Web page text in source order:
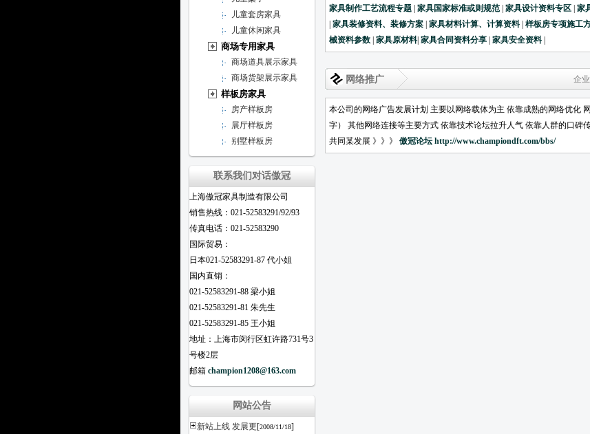
儿童套房家具
儿童休闲家具
商场专用家具
商场道具展示家具
商场货架展示家具
样板房家具
房产样板房
展厅样板房
别墅样板房
联系我们对话傲冠
上海傲冠家具制造有限公司
销售热线：021-52583291/92/93
传真电话：021-52583290
国际贸易：
日本021-52583291-87 代小姐
国内直销：
021-52583291-88 梁小姐
021-52583291-81 朱先生
021-52583291-85 王小姐
地址：上海市闵行区虹许路731号3
号楼2层
邮箱 champion1208@163.com
网站公告
新站上线 发展更[2008/11/18]
家具制作工艺流程专题 家具国家标准或则规范 家具设计资料专区 家
家具装修资料、装修方案 家具材料计算、计算资料 样板房专项施工
械资料参数 家具原材料 家具合同资料分享 家具安全资料
网络推广 企
本公司的网络广告发展计划 主要以网络载体为主 依靠成熟的网络优化
字） 其他网络连接等主要方式 依靠技术论坛拉升人气 依靠人群的口碑
共同某发展 》》》 傲冠论坛 http://www.championdft.com/bbs/